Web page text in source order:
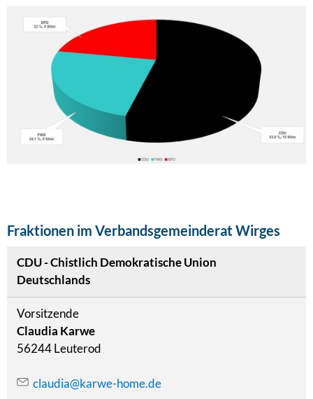
Fraktionen im Verbandsgemeinderat Wirges
CDU - Chistlich Demokratische Union
Deutschlands
Vorsitzende
Claudia Karwe
56244 Leuterod
claudia@karwe-home.de